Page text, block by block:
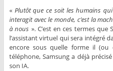
« Plutôt que ce soit les humains
interagit avec le monde, c’est la
à nous ». C’est en ces termes
l’assistant virtuel qui sera intégré
encore sous quelle forme il (ou
téléphone, Samsung a déjà
son IA.